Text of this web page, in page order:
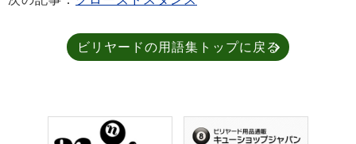
ビリヤードの用語集トップに戻る